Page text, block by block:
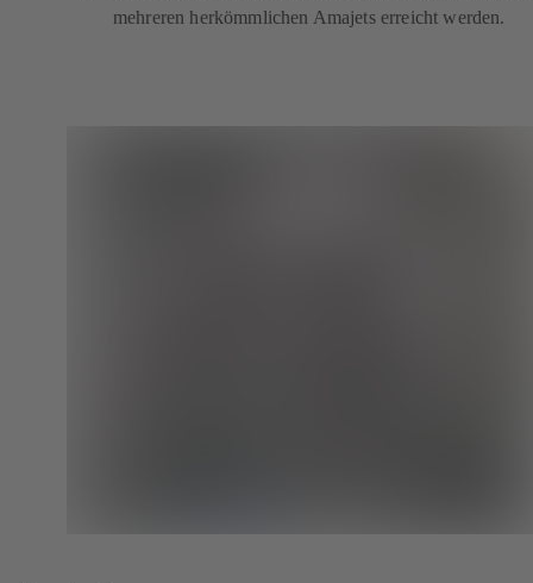
mehreren herkömmlichen Amajets erreicht werden.